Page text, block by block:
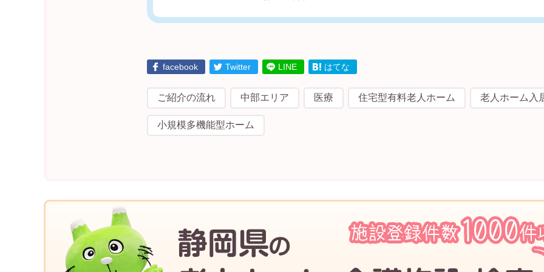
facebook Twitter LINE はてな
ご紹介の流れ 中部エリア 医療 住宅型有料老人ホーム 老人ホーム入
小規模多機能型ホーム